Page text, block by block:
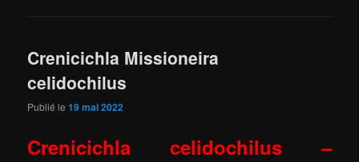
Crenicichla Missioneira
celidochilus
Publié le19 mai 2022
Crenicichla celidochilus –